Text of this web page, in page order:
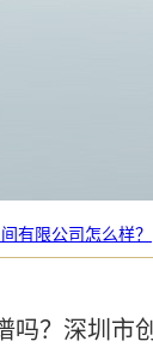
有限公司怎么样？
吗？深圳市